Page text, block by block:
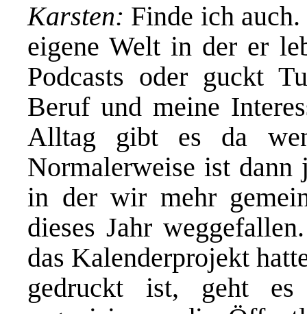
Karsten: Finde ich
eigene Welt in der er
Podcasts oder guckt
Beruf und meine
Alltag gibt es da
Normalerweise ist
in der wir mehr
dieses Jahr
das Kalenderprojekt
gedruckt ist, geht